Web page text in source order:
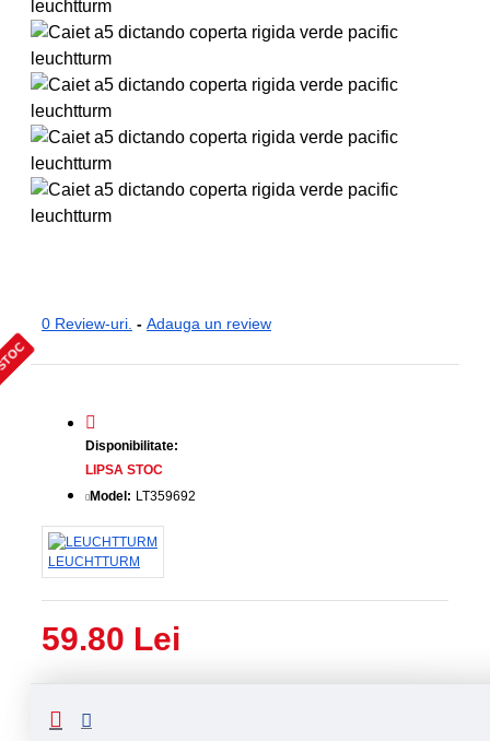
0 Review-uri. - Adauga un review
59.80 Lei
Disponibilitate:
LIPSA STOC
Model: LT359692
LEUCHTTURM
Livrare
rapida